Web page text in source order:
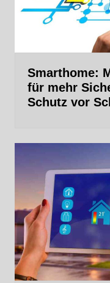
Smarthome:
für mehr
Schutz vor